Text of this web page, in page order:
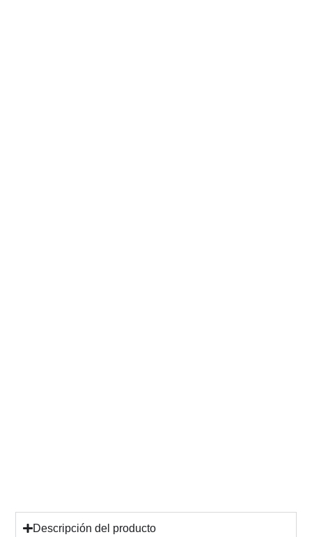
Descripción del producto